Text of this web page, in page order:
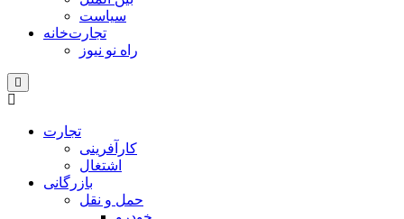
سیاست
تجارت‌خانه
راه نو نیوز
تجارت
کارآفرینی
اشتغال
بازرگانی
حمل و نقل